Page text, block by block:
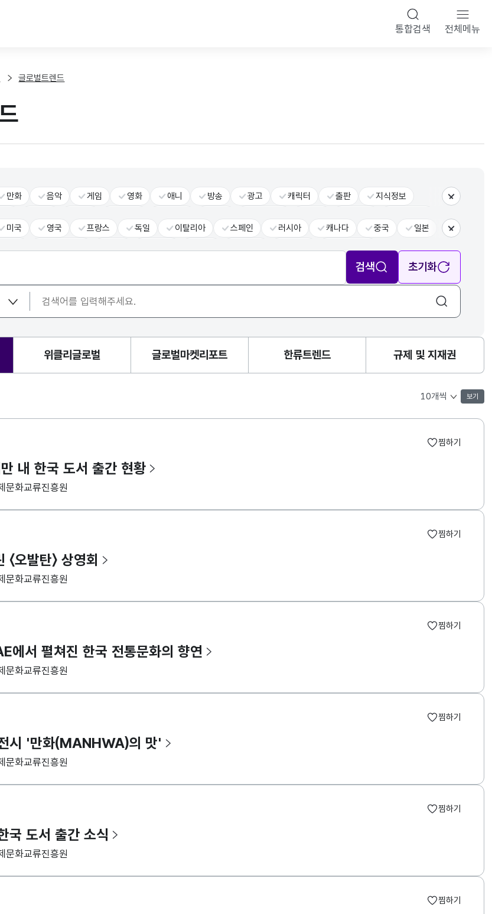
통합검색 전체메뉴
글로벌트렌드
만화 음악 게임 영화 애니 방송 광고 캐릭터 출판
지식정보
더보기
미국 영국 프랑스 독일 이탈리아 스페인 러시아 캐나다 중국
일본
더보기
검색 초기화
위클리글로벌 글로벌마켓리포트 한류트렌드 규제 및 지재권
목록 표시 개수 선택
보기
내 한국 도서 출간 현황
문화교류진흥원
찜하기
오발탄〉 상영회
문화교류진흥원
찜하기
에서 펼쳐진 한국 전통문화의 향연
문화교류진흥원
찜하기
시 '만화(MANHWA)의 맛'
문화교류진흥원
찜하기
국 도서 출간 소식
문화교류진흥원
찜하기
찜하기